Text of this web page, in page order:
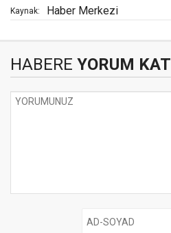
Kaynak: Haber Merkezi
HABERE YORUM KAT